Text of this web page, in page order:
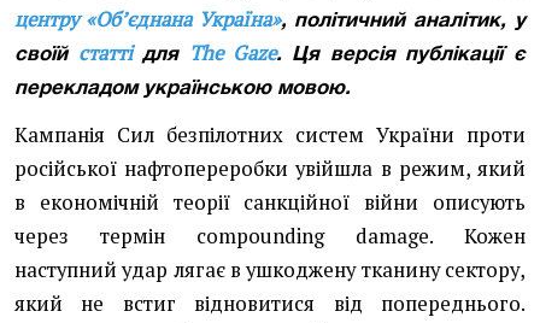
центру «Об’єднана Україна», політичний аналітик, у
своїй статті для The Gaze. Ця версія публікації є
перекладом українською мовою.
Кампанія Сил безпілотних систем України проти
російської нафтопереробки увійшла в режим, який
в економічній теорії санкційної війни описують
через термін compounding damage. Кожен
наступний удар лягає в ушкоджену тканину сектору,
який не встиг відновитися від попереднього.